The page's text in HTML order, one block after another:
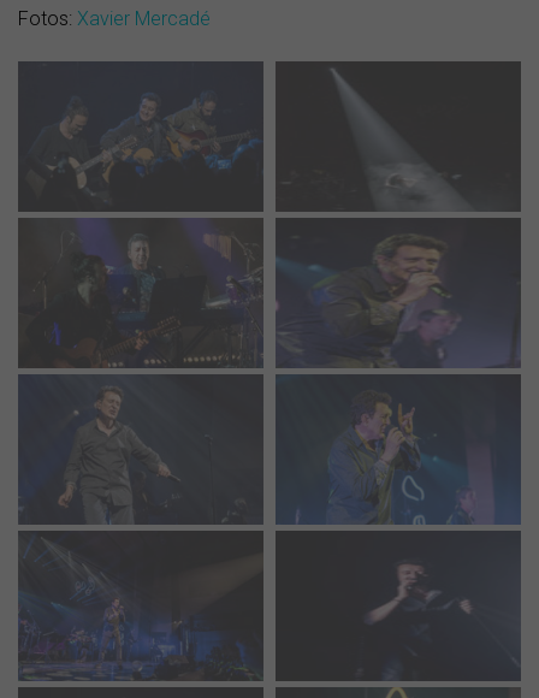
Fotos: Xavier Mercadé